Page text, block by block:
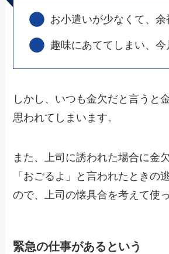
お小遣いが少なくて、余
趣味にあててしまい、今
しかし、いつも金欠だと言うと
思われてしまいます。
また、上司に誘われた場合に金
「おごるよ」と言われたときの
ので、上司の懐具合を考えて使
緊急の仕事があるという